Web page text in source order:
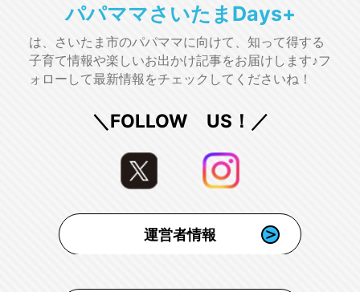
パパママさいたまDays+
は、さいたま市のパパママに向けて、知って得する
子育て情報や楽しいお出かけ記事をお届けします♪フ
ォローして最新情報をチェックしてくださいね！
＼FOLLOW US！／
運営者情報